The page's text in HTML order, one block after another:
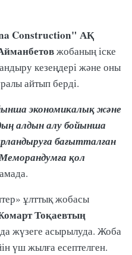
Construction" АҚ
жобаның іске
кезеңдері және оны
айтып берді.
экономикалық және
алдын алу бойынша
бағытталған
қол
ұлттық жобасы
Тоқаевтың
жүзеге асырылуда. Жоба
үш жылға есептелген.